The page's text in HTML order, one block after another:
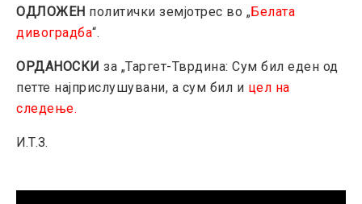
ОДЛОЖЕН политички земјотрес во „Белата
дивоградба“.
ОРДАНОСКИ за „Таргет-Тврдина: Сум бил еден од
петте најприслушувани, а сум бил и цел на
следење.
И.Т.З.